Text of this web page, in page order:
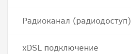
Радиоканал (радиодоступ)
хDSL подключение